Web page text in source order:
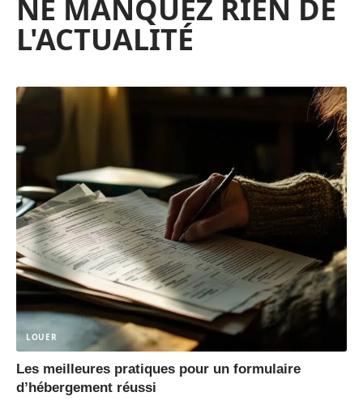
NE MANQUEZ RIEN DE
L'ACTUALITÉ
LOUER
Les meilleures pratiques pour un formulaire
d’hébergement réussi